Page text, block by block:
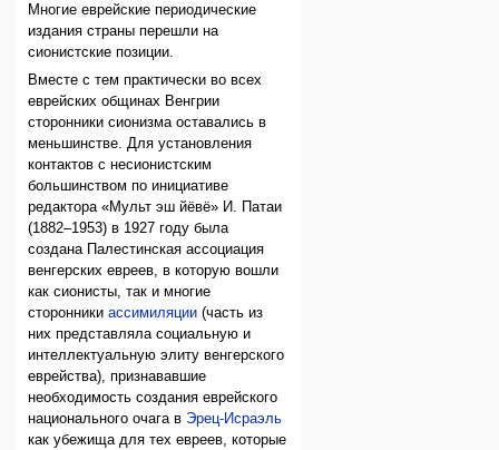
Многие еврейские периодические
издания страны перешли на
сионистские позиции.
Вместе с тем практически во всех
еврейских общинах Венгрии
сторонники сионизма оставались в
меньшинстве. Для установления
контактов с несионистским
большинством по инициативе
редактора «Мульт эш йёвё» И. Патаи
(1882–1953) в 1927 году была
создана Палестинская ассоциация
венгерских евреев, в которую вошли
как сионисты, так и многие
сторонникиассимиляции (часть из
них представляла социальную и
интеллектуальную элиту венгерского
еврейства), признававшие
необходимость создания еврейского
национального очага в Эрец-Исраэль
как убежища для тех евреев, которые